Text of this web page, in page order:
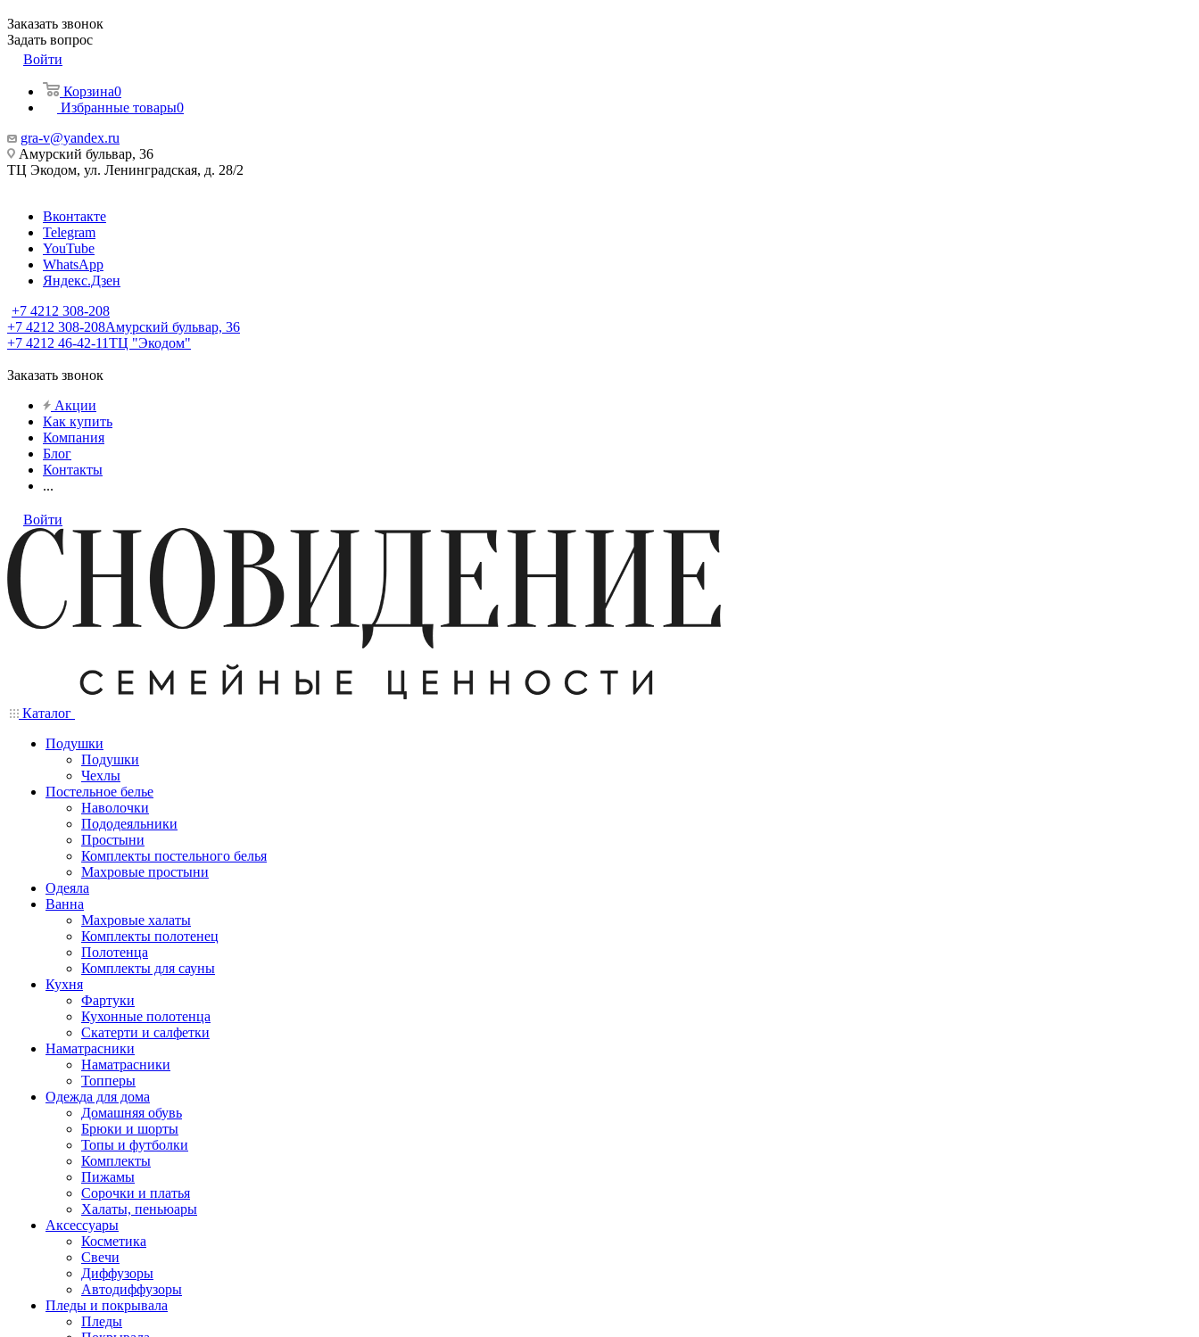
Заказать звонок
Задать вопрос
Войти
Корзина0
Избранные товары0
gra-v@yandex.ru
Амурский бульвар, 36
ТЦ Экодом, ул. Ленинградская, д. 28/2
Вконтакте
Telegram
YouTube
WhatsApp
Яндекс.Дзен
+7 4212 308-208
+7 4212 308-208Амурский бульвар, 36
+7 4212 46-42-11ТЦ "Экодом"
Заказать звонок
Акции
Как купить
Компания
Блог
Контакты
...
Войти
Каталог
Подушки
Подушки
Чехлы
Постельное белье
Наволочки
Пододеяльники
Простыни
Комплекты постельного белья
Махровые простыни
Одеяла
Ванна
Махровые халаты
Комплекты полотенец
Полотенца
Комплекты для сауны
Кухня
Фартуки
Кухонные полотенца
Скатерти и салфетки
Наматрасники
Наматрасники
Топперы
Одежда для дома
Домашняя обувь
Брюки и шорты
Топы и футболки
Комплекты
Пижамы
Сорочки и платья
Халаты, пеньюары
Аксессуары
Косметика
Свечи
Диффузоры
Автодиффузоры
Пледы и покрывала
Пледы